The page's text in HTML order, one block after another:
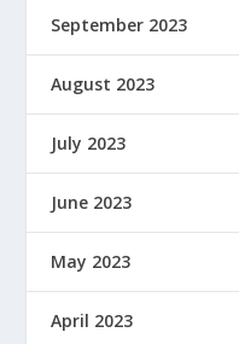
September 2023
August 2023
July 2023
June 2023
May 2023
April 2023